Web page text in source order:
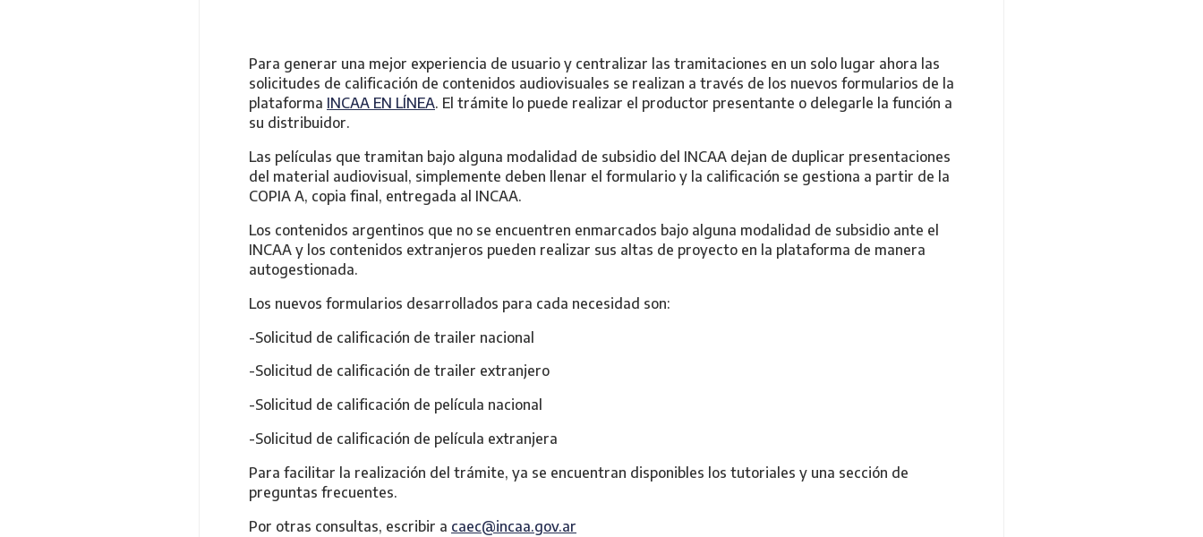
Para generar una mejor experiencia de usuario y centralizar las tramitaciones en un solo lugar ahora las
solicitudes de calificación de contenidos audiovisuales se realizan a través de los nuevos formularios de la
plataforma INCAA EN LÍNEA. El trámite lo puede realizar el productor presentante o delegarle la función a
su distribuidor.
Las películas que tramitan bajo alguna modalidad de subsidio del INCAA dejan de duplicar presentaciones
del material audiovisual, simplemente deben llenar el formulario y la calificación se gestiona a partir de la
COPIA A, copia final, entregada al INCAA.
Los contenidos argentinos que no se encuentren enmarcados bajo alguna modalidad de subsidio ante el
INCAA y los contenidos extranjeros pueden realizar sus altas de proyecto en la plataforma de manera
autogestionada.
Los nuevos formularios desarrollados para cada necesidad son:
-Solicitud de calificación de trailer nacional
-Solicitud de calificación de trailer extranjero
-Solicitud de calificación de película nacional
-Solicitud de calificación de película extranjera
Para facilitar la realización del trámite, ya se encuentran disponibles los tutoriales y una sección de
preguntas frecuentes.
Por otras consultas, escribir a caec@incaa.gov.ar